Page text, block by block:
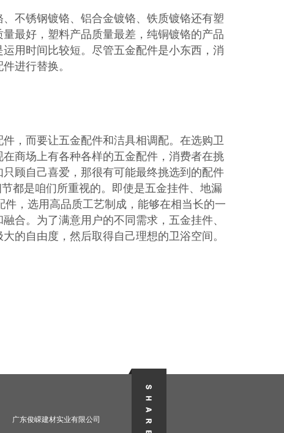
不锈钢镀铬、铝合金镀铬、铁质镀铬还有塑
最好，塑料产品质量最差，纯铜镀铬的产品
用时间比较短。尽管五金配件是小东西，消
进行替换。
，而要让五金配件和洁具相调配。在选购卫
商场上有各种各样的五金配件，消费者在挑
顾自己喜爱，那很有可能最终挑选到的配件
都是咱们所重视的。即使是五金挂件、地漏
，选用高品质工艺制成，能够在相当长的一
合。为了满意用户的不同需求，五金挂件、
的自由度，然后取得自己理想的卫浴空间。
广东俊嵘建材实业有限公司